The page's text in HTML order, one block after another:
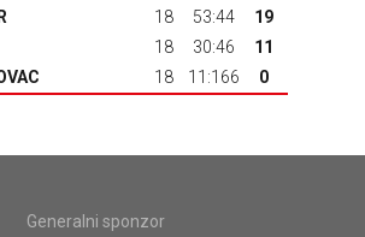
18 53:44
19
18 30:46
11
18 11:166 0
Generalni sponzor